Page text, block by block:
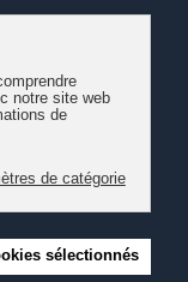
tout-
et le
de l’enfant
telle